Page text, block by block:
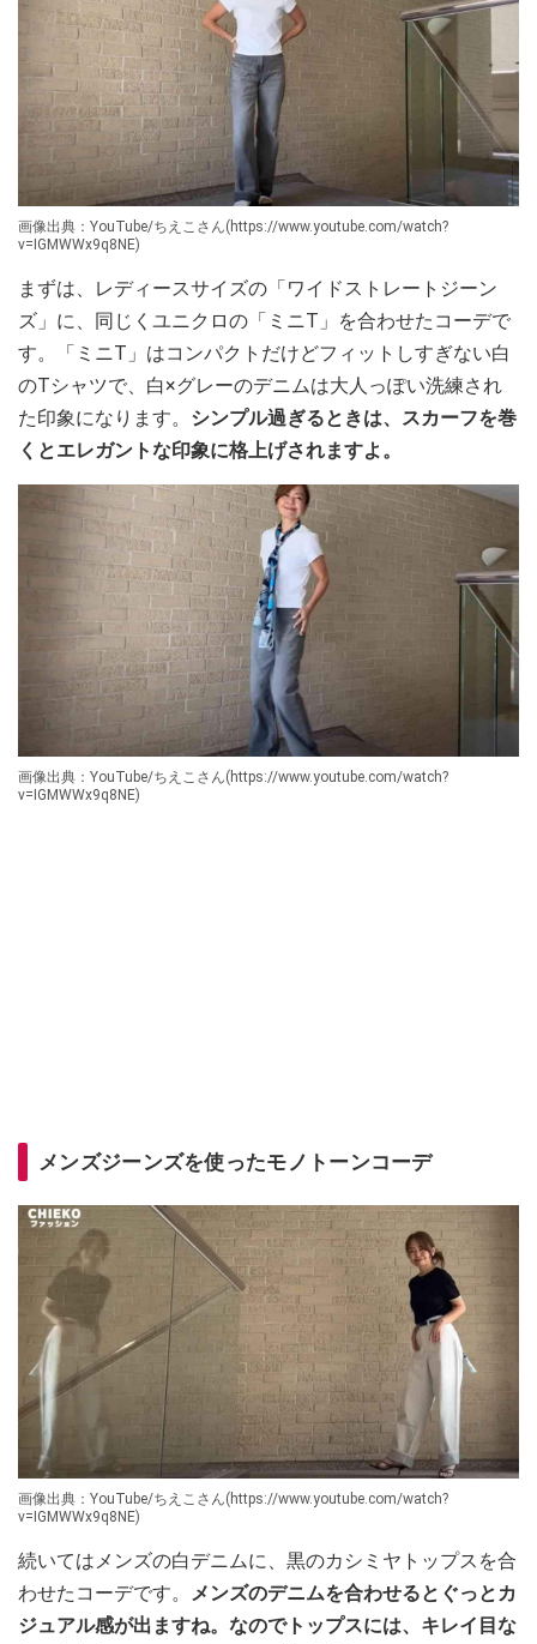
画像出典：YouTube/ちえこさん(https://www.youtube.com/watch?
v=IGMWWx9q8NE)
まずは、レディースサイズの「ワイドストレートジーン
ズ」に、同じくユニクロの「ミニT」を合わせたコーデで
す。「ミニT」はコンパクトだけどフィットしすぎない白
のTシャツで、白×グレーのデニムは大人っぽい洗練され
た印象になります。 シンプル過ぎるときは、スカーフを巻
くとエレガントな印象に格上げされますよ。
画像出典：YouTube/ちえこさん(https://www.youtube.com/watch?
v=IGMWWx9q8NE)
メンズジーンズを使ったモノトーンコーデ
画像出典：YouTube/ちえこさん(https://www.youtube.com/watch?
v=IGMWWx9q8NE)
続いてはメンズの白デニムに、黒のカシミヤトップスを合
わせたコーデです。
メンズのデニムを合わせるとぐっとカ
ジュアル感が出ますね。なのでトップスには、キレイ目な